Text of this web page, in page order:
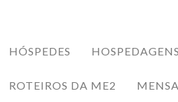
HÓSPEDES
ROTEIROS DA ME2